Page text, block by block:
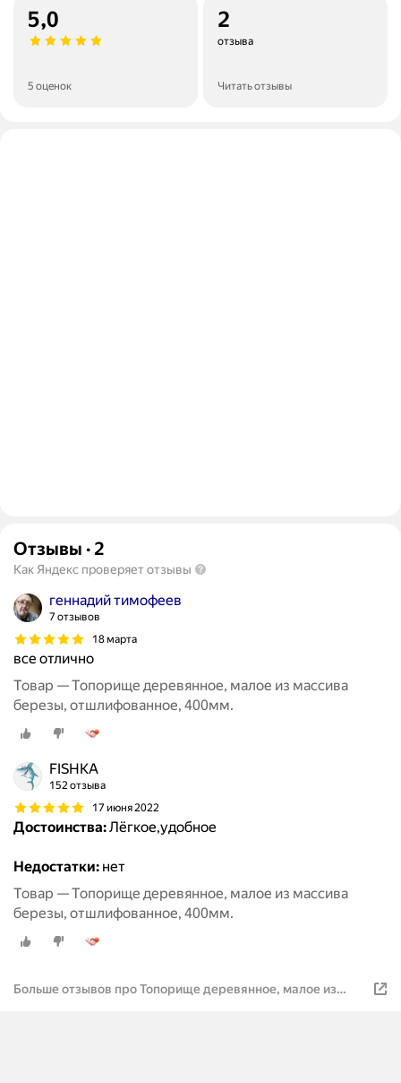
5,0
5 оценок
2
отзыва
Читать отзывы
Отзывы · 2
Как Яндекс проверяет отзывы
геннадий тимофеев
7 отзывов
18 марта
все отлично
Товар — Топорище деревянное, малое из массива
березы, отшлифованное, 400мм.
FISHKA
152 отзыва
17 июня 2022
Достоинства:Лёгкое,удобное
Недостатки: нет
Товар — Топорище деревянное, малое из массива
березы, отшлифованное, 400мм.
Больше отзывов про Топорище деревянное, малое из